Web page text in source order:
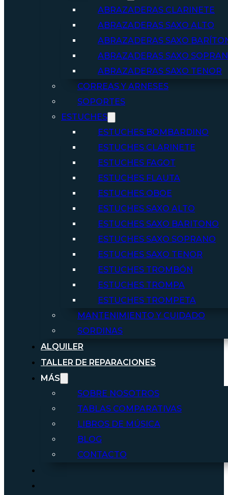
ABRAZADERAS CLARINETE
ABRAZADERAS SAXO ALTO
ABRAZADERAS SAXO
ABRAZADERAS SAXO
ABRAZADERAS SAXO TENOR
CORREAS Y ARNESES
SOPORTES
ESTUCHES
ESTUCHES BOMBARDINO
ESTUCHES CLARINETE
ESTUCHES FAGOT
ESTUCHES FLAUTA
ESTUCHES OBOE
ESTUCHES SAXO ALTO
ESTUCHES SAXO BARITONO
ESTUCHES SAXO SOPRANO
ESTUCHES SAXO TENOR
ESTUCHES TROMBÓN
ESTUCHES TROMPA
ESTUCHES TROMPETA
MANTENIMIENTO Y CUIDADO
SORDINAS
ALQUILER
TALLER DE REPARACIONES
MÁS
SOBRE NOSOTROS
TABLAS COMPARATIVAS
LIBROS DE MÚSICA
BLOG
CONTACTO